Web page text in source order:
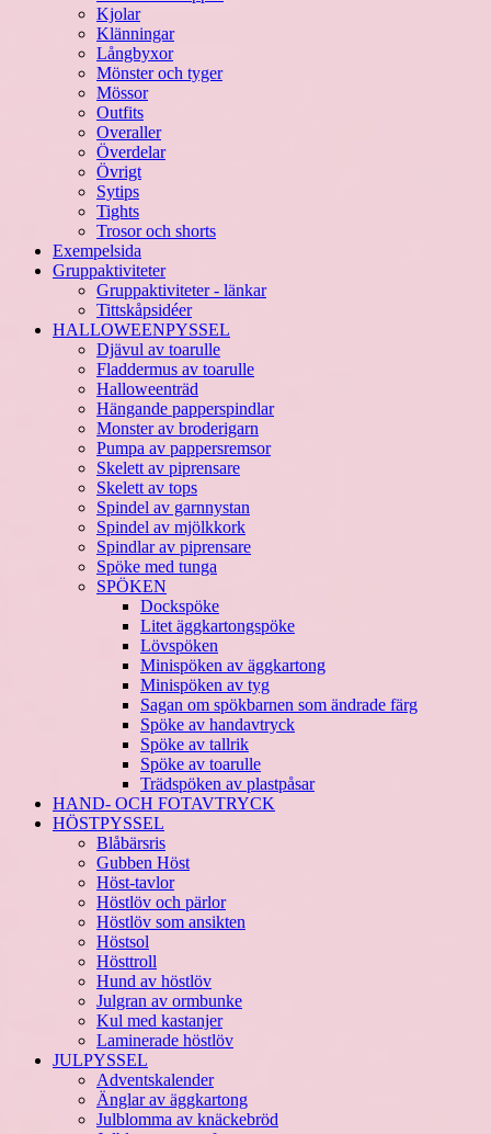
Kjolar
Klänningar
Långbyxor
Mönster och tyger
Mössor
Outfits
Overaller
Överdelar
Övrigt
Sytips
Tights
Trosor och shorts
Exempelsida
Gruppaktiviteter
Gruppaktiviteter - länkar
Tittskåpsidéer
HALLOWEENPYSSEL
Djävul av toarulle
Fladdermus av toarulle
Halloweenträd
Hängande papperspindlar
Monster av broderigarn
Pumpa av pappersremsor
Skelett av piprensare
Skelett av tops
Spindel av garnnystan
Spindel av mjölkkork
Spindlar av piprensare
Spöke med tunga
SPÖKEN
Dockspöke
Litet äggkartongspöke
Lövspöken
Minispöken av äggkartong
Minispöken av tyg
Sagan om spökbarnen som ändrade färg
Spöke av handavtryck
Spöke av tallrik
Spöke av toarulle
Trädspöken av plastpåsar
HAND- OCH FOTAVTRYCK
HÖSTPYSSEL
Blåbärsris
Gubben Höst
Höst-tavlor
Höstlöv och pärlor
Höstlöv som ansikten
Höstsol
Hösttroll
Hund av höstlöv
Julgran av ormbunke
Kul med kastanjer
Laminerade höstlöv
JULPYSSEL
Adventskalender
Änglar av äggkartong
Julblomma av knäckebröd